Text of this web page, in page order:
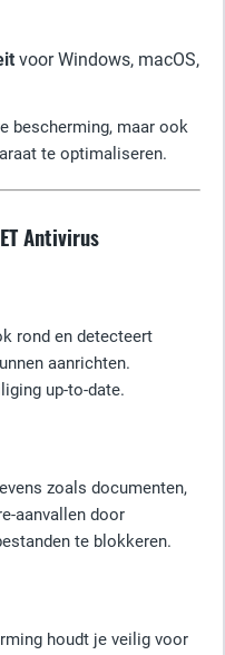
voor Windows, macOS,
bescherming, maar ook
te optimaliseren.
Antivirus
rond en detecteert
aanrichten.
up-to-date.
zoals documenten,
aanvallen door
te blokkeren.
houdt je veilig voor